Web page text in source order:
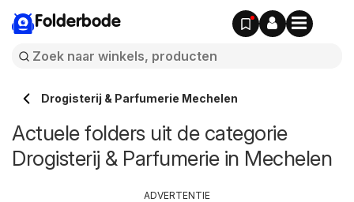
Folderbode
Drogisterij & Parfumerie Mechelen
Actuele folders uit de categorie
Drogisterij & Parfumerie in Mechelen
ADVERTENTIE